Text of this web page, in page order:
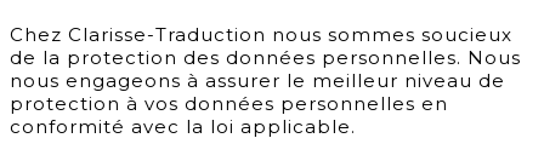
Chez Clarisse-Traduction nous sommes soucieux
de la protection des données personnelles. Nous
nous engageons à assurer le meilleur niveau de
protection à vos données personnelles en
conformité avec la loi applicable.